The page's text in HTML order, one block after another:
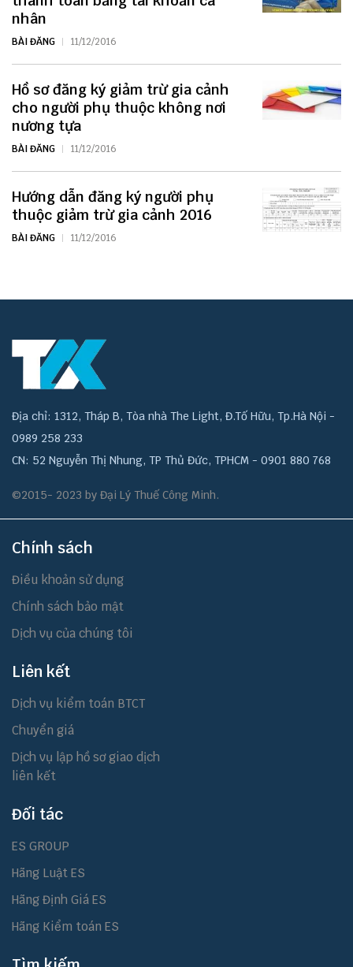
nhân
BÀI ĐĂNG 11/12/2016
Hồ sơ đăng ký giảm trừ gia cảnh
cho người phụ thuộc không nơi
nương tựa
BÀI ĐĂNG 11/12/2016
Hướng dẫn đăng ký người phụ
thuộc giảm trừ gia cảnh 2016
BÀI ĐĂNG 11/12/2016
Địa chỉ: 1312, Tháp B, Tòa nhà The Light, Đ.Tố Hữu, Tp.Hà Nội -
0989 258 233
CN: 52 Nguyễn Thị Nhung, TP Thủ Đức, TPHCM - 0901 880 768
©2015- 2023 by Đại Lý Thuế Công Minh.
Chính sách
Điều khoản sử dụng
Chính sách bảo mật
Dịch vụ của chúng tôi
Liên kết
Dịch vụ kiểm toán BTCT
Chuyển giá
Dịch vụ lập hồ sơ giao dịch
liên kết
Đối tác
ES GROUP
Hãng Luật ES
Hãng Định Giá ES
Hãng Kiểm toán ES